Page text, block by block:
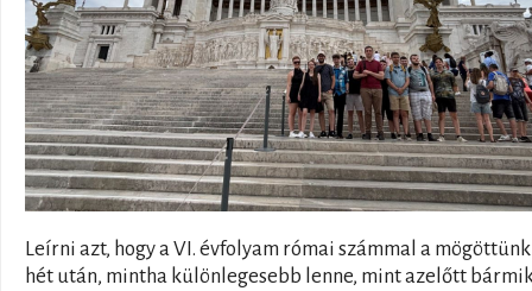
Leírni azt, hogy a VI. évfolyam római számmal a
hét után, mintha különlegesebb lenne, mint azelőtt